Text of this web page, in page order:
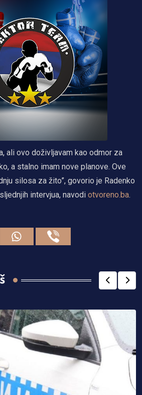
ali ovo doživljavam kao odmor za
a stalno imam nove planove. Ove
silosa za žito”, govorio je Radenko
intervjua, navodi otvoreno.ba.